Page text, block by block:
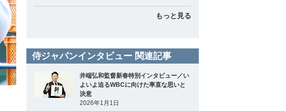
もっと見る
侍ジャパンインタビュー 関連記事
井端弘和監督新春特別インタビュー／い
よいよ迫るWBCに向けた率直な思いと
決意
2026年1月1日